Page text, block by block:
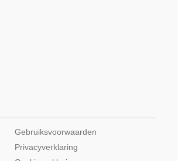
Gebruiksvoorwaarden
Privacyverklaring